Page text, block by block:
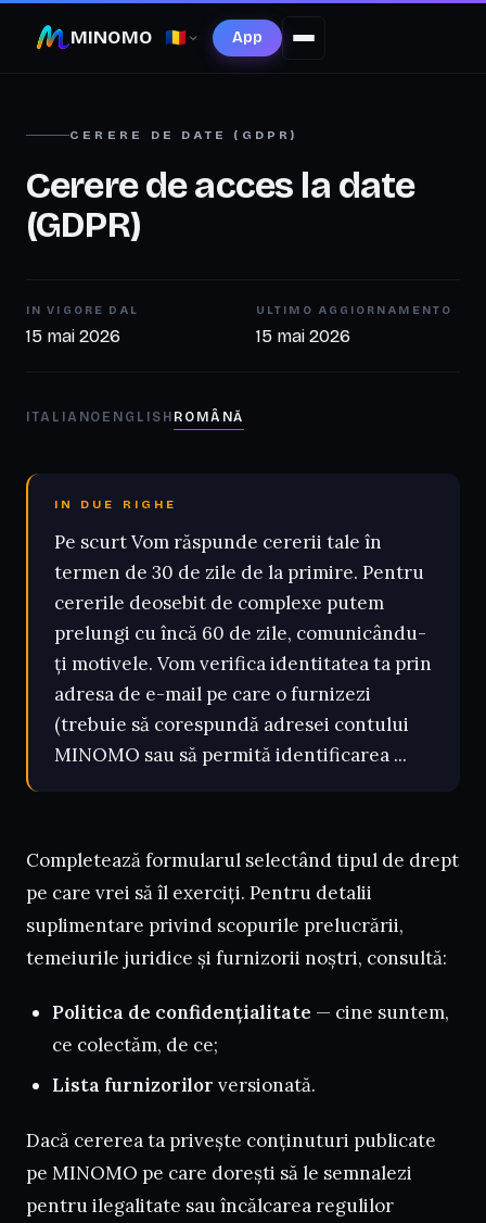
MINOMO 🇷🇴 App
CERERE DE DATE (GDPR)
Cerere de acces la date
(GDPR)
IN VIGORE DAL
15 mai 2026
ULTIMO AGGIORNAMENTO
15 mai 2026
ITALIANO ENGLISH ROMÂNĂ
IN DUE RIGHE
Pe scurt Vom răspunde cererii tale în
termen de 30 de zile de la primire. Pentru
cererile deosebit de complexe putem
prelungi cu încă 60 de zile, comunicându-
ți motivele. Vom verifica identitatea ta prin
adresa de e-mail pe care o furnizezi
(trebuie să corespundă adresei contului
MINOMO sau să permită identificarea ...
Completează formularul selectând tipul de drept
pe care vrei să îl exerciți. Pentru detalii
suplimentare privind scopurile prelucrării,
temeiurile juridice și furnizorii noștri, consultă:
Politica de confidențialitate — cine suntem,
ce colectăm, de ce;
Lista furnizorilor versionată.
Dacă cererea ta privește conținuturi publicate
pe MINOMO pe care dorești să le semnalezi
pentru ilegalitate sau încălcarea regulilor